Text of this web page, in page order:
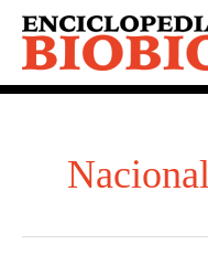
contenido
Nacional